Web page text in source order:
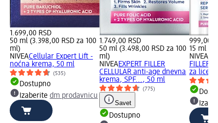
1.699,00 RSD
50 ml (3.398,00 RSD za 100
ml)
NIVEACellular Expert Lift -
noćna krema, 50 ml
(535)
Dostupno
Izaberite dm prodavnicu
1.749,00 RSD
50 ml (3.498,00 RSD za 100
ml)
NIVEAEXPERT FILLER
CELLULAR anti-age dnevna
krema, SPF..., 50 ml
(775)
Savet
Dostupno
999,00
15 ml
NIVEA
FILLER
za lice,